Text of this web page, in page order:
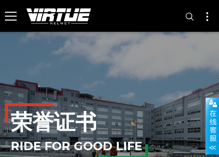
荣誉证书
RIDE FOR GOOD LIFE